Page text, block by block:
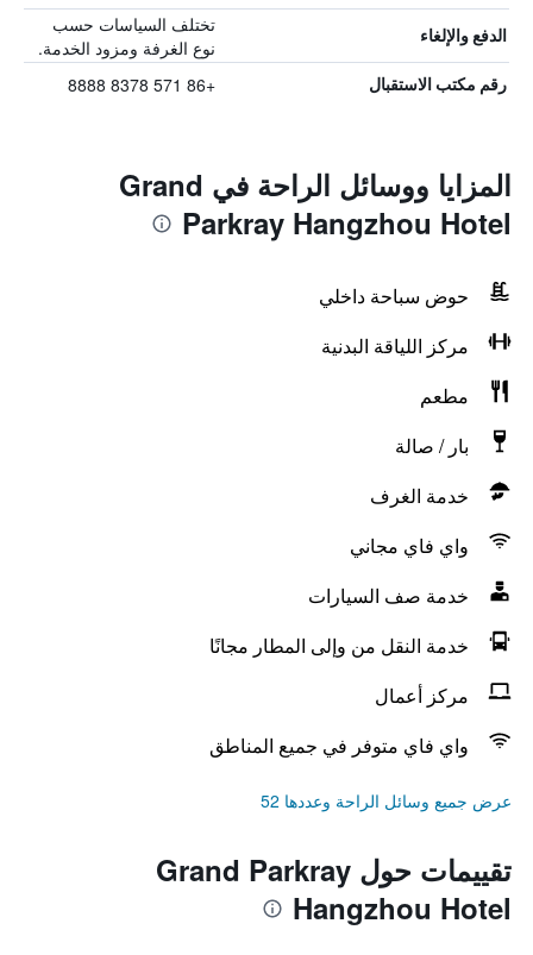
الدفع والإلغاء
تختلف السياسات حسب
نوع الغرفة ومزود الخدمة.
رقم مكتب الاستقبال +86 571 8378 8888
المزايا ووسائل الراحة في Grand
Parkray Hangzhou Hotel
حوض سباحة داخلي
مركز اللياقة البدنية
مطعم
بار / صالة
خدمة الغرف
واي فاي مجاني
خدمة صف السيارات
خدمة النقل من وإلى المطار مجانًا
مركز أعمال
واي فاي متوفر في جميع المناطق
عرض جميع وسائل الراحة وعددها 52
تقييمات حول Grand Parkray
Hangzhou Hotel